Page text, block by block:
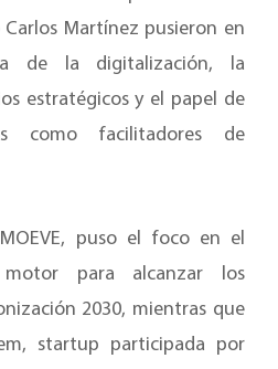
Martínez pusieron en
de la digitalización, la
estratégicos y el papel de
como facilitadores de
puso el foco en el
motor para alcanzar los
2030, mientras que
startup participada por